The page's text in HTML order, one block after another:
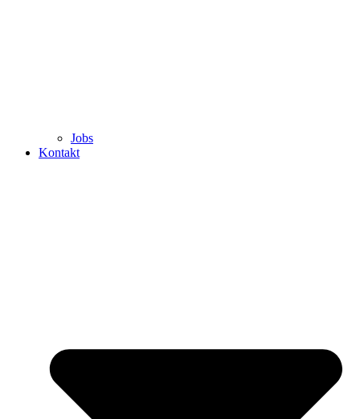
Jobs
Kontakt